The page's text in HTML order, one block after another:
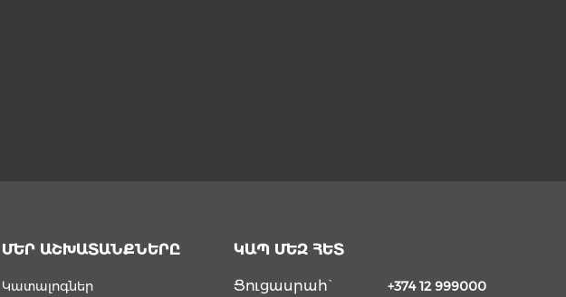
ՄԵՐ ԱՇԽԱՏԱՆՔՆԵՐԸ
Կատալոգներ
ԿԱՊ ՄԵԶ ՀԵՏ
Ցուցասրահ` +374 12 999000